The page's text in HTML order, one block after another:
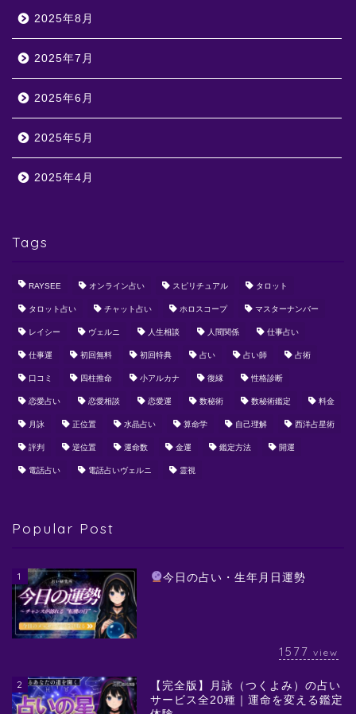
2025年8月
2025年7月
2025年6月
2025年5月
2025年4月
Tags
RAYSEE オンライン占い スピリチュアル タロット
タロット占い チャット占い ホロスコープ マスターナンバー
レイシー ヴェルニ 人生相談 人間関係 仕事占い
仕事運 初回無料 初回特典 占い 占い師 占術
口コミ 四柱推命 小アルカナ 復縁 性格診断
恋愛占い 恋愛相談 恋愛運 数秘術 数秘術鑑定 料金
月詠 正位置 水晶占い 算命学 自己理解 西洋占星術
評判 逆位置 運命数 金運 鑑定方法 開運
電話占い 電話占いヴェルニ 霊視
Popular Post
1 今日の占い・生年月日運勢
1577 view
2
【完全版】月詠（つくよみ）の占い
サービス全20種｜運命を変える鑑定